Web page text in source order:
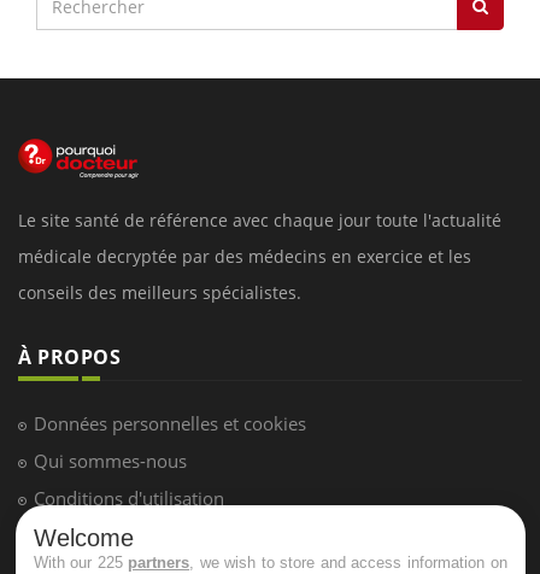
Le site santé de référence avec chaque jour toute l'actualité
médicale decryptée par des médecins en exercice et les
conseils des meilleurs spécialistes.
À PROPOS
Données personnelles et cookies
Qui sommes-nous
Conditions d'utilisation
Plan du site
Welcome
With our 225 partners , we wish to store and access information on